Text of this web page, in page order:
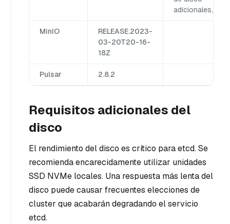
adicionales.
MinIO
RELEASE.2023-
03-20T20-16-
18Z
Pulsar 2.8.2
Requisitos adicionales del
disco
El rendimiento del disco es crítico para etcd. Se
recomienda encarecidamente utilizar unidades
SSD NVMe locales. Una respuesta más lenta del
disco puede causar frecuentes elecciones de
cluster que acabarán degradando el servicio
etcd.